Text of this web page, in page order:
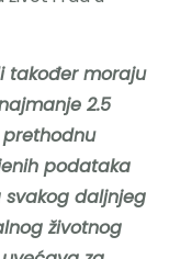
također moraju
2.5
podataka
svakog daljnjeg
životnog